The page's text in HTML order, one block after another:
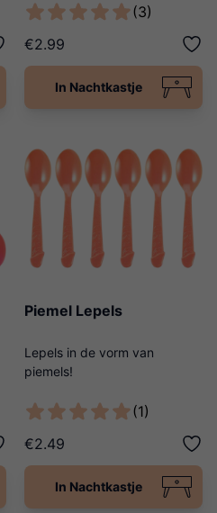
(3)
€2.99
In Nachtkastje
Piemel Lepels
Lepels in de vorm van
piemels!
(1)
€2.49
In Nachtkastje